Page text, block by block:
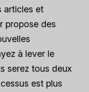
articles et
propose des
à lever le
serez tous deux
est plus